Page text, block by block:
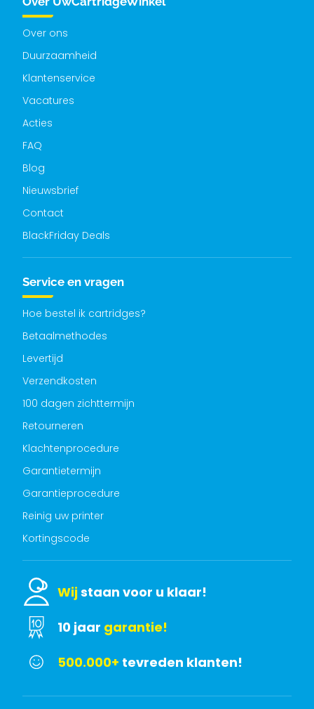
Over ons
Duurzaamheid
Klantenservice
Vacatures
Acties
FAQ
Blog
Nieuwsbrief
Contact
BlackFriday Deals
Service en vragen
Hoe bestel ik cartridges?
Betaalmethodes
Levertijd
Verzendkosten
100 dagen zichttermijn
Retourneren
Klachtenprocedure
Garantietermijn
Garantieprocedure
Reinig uw printer
Kortingscode
Wijstaan voor u klaar!
10 jaar garantie!
500.000+ tevreden klanten!